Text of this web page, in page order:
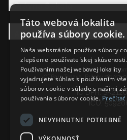
Právna Sekcia
AW Rodina
Ancient Wisdom
CTPark Trnava, Prílohy 583/57,
IČ DPH:
IČO:
Táto webová lokalita
používa súbory cookie.
Naša webstránka používa súbory
zlepšenie používateľskej skúsenosti.
Používaním našej webovej lokality
vyjadrujete súhlas s používaním
súborov cookie v súlade s našimi
používania súborov cookie. Prečítať
NEVYHNUTNE POTREBNÉ